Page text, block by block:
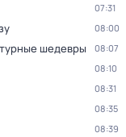
шедевры
07:31
08:00
08:07
08:10
08:31
08:35
08:39